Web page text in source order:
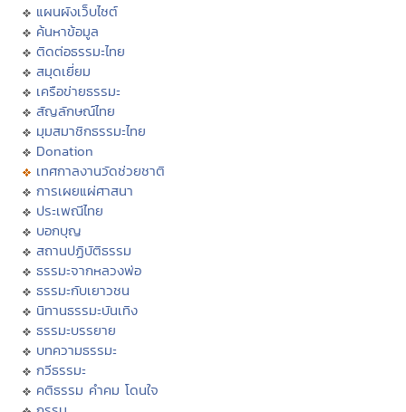
แผนผังเว็บไซต์
ค้นหาข้อมูล
ติดต่อธรรมะไทย
สมุดเยี่ยม
เครือข่ายธรรมะ
สัญลักษณ์ไทย
มุมสมาชิกธรรมะไทย
Donation
เทศกาลงานวัดช่วยชาติ
การเผยแผ่ศาสนา
ประเพณีไทย
บอกบุญ
สถานปฏิบัติธรรม
ธรรมะจากหลวงพ่อ
ธรรมะกับเยาวชน
นิทานธรรมะบันเทิง
ธรรมะบรรยาย
บทความธรรมะ
กวีธรรมะ
คติธรรม คำคม โดนใจ